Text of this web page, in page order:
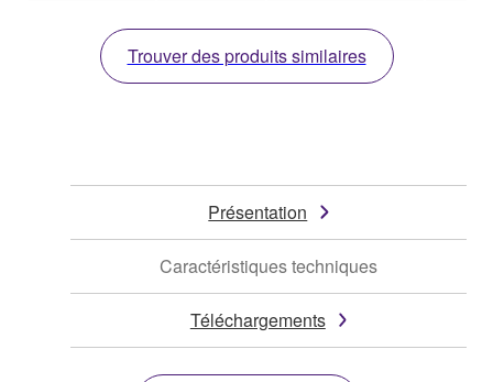
Trouver des produits similaires
Présentation
Caractéristiques techniques
Téléchargements